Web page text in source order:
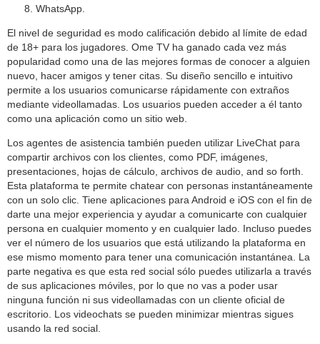
WhatsApp.
El nivel de seguridad es modo calificación debido al límite de edad
de 18+ para los jugadores. Ome TV ha ganado cada vez más
popularidad como una de las mejores formas de conocer a alguien
nuevo, hacer amigos y tener citas. Su diseño sencillo e intuitivo
permite a los usuarios comunicarse rápidamente con extraños
mediante videollamadas. Los usuarios pueden acceder a él tanto
como una aplicación como un sitio web.
Los agentes de asistencia también pueden utilizar LiveChat para
compartir archivos con los clientes, como PDF, imágenes,
presentaciones, hojas de cálculo, archivos de audio, and so forth.
Esta plataforma te permite chatear con personas instantáneamente
con un solo clic. Tiene aplicaciones para Android e iOS con el fin de
darte una mejor experiencia y ayudar a comunicarte con cualquier
persona en cualquier momento y en cualquier lado. Incluso puedes
ver el número de los usuarios que está utilizando la plataforma en
ese mismo momento para tener una comunicación instantánea. La
parte negativa es que esta red social sólo puedes utilizarla a través
de sus aplicaciones móviles, por lo que no vas a poder usar
ninguna función ni sus videollamadas con un cliente oficial de
escritorio. Los videochats se pueden minimizar mientras sigues
usando la red social.